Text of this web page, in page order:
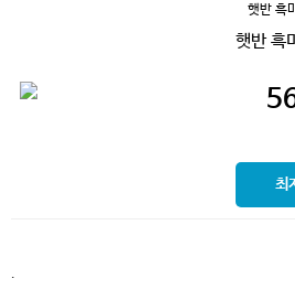
햇반 흑
햇반 흑
최
.